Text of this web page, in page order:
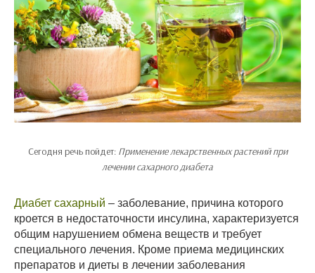
Сегодня речь пойдет: Применение лекарственных растений при
лечении сахарного диабета
Диабет сахарный – заболевание, причина которого
кроется в недостаточности инсулина, характеризуется
общим нарушением обмена веществ и требует
специального лечения. Кроме приема медицинских
препаратов и диеты в лечении заболевания